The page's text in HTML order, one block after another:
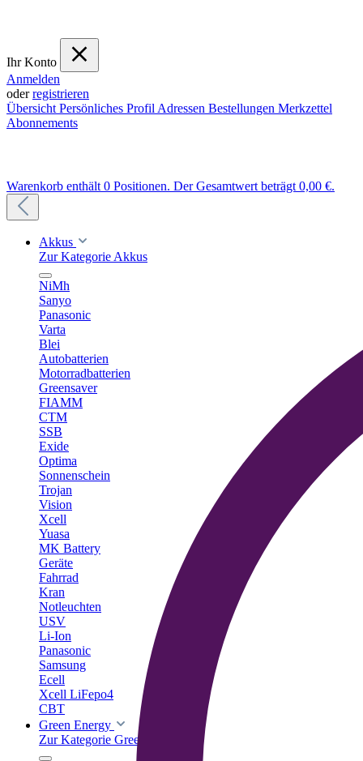
Ihr Konto
Anmelden
oderregistrieren
Übersicht Persönliches Profil Adressen Bestellungen Merkzettel
Abonnements
Warenkorb enthält 0 Positionen. Der Gesamtwert beträgt 0,00 €.
Akkus
Zur Kategorie Akkus
NiMh
Sanyo
Panasonic
Varta
Blei
Autobatterien
Motorradbatterien
Greensaver
FIAMM
CTM
SSB
Exide
Optima
Sonnenschein
Trojan
Vision
Xcell
Yuasa
MK Battery
Geräte
Fahrrad
Kran
Notleuchten
USV
Li-Ion
Panasonic
Samsung
Ecell
Xcell LiFepo4
CBT
Green Energy
Zur Kategorie Green Energy